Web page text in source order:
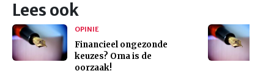
Lees ook
OPINIE
Financieel ongezonde
keuzes? Oma is de
oorzaak!